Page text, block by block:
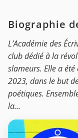
Biographie
L’Académie des
club dédié à la
slameurs. Elle a
2023, dans le but
poétiques.
la...